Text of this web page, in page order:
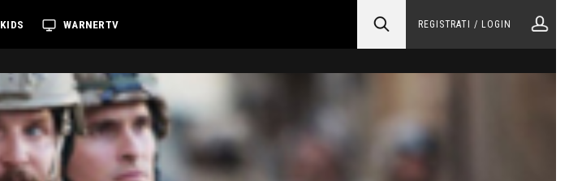
KIDS WARNERTV REGISTRATI / LOGIN